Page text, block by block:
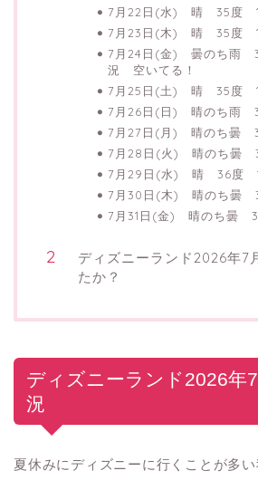
7月22日(水) 晴 35度
7月23日(木) 晴 35度
7月24日(金) 曇のち雨
況 空いてる！
7月25日(土) 晴 35度
7月26日(日) 晴のち雨
7月27日(月) 晴のち曇
7月28日(火) 晴のち曇
7月29日(水) 晴 36度
7月30日(木) 晴のち曇
7月31日(金) 晴のち曇
ディズニーランド2026年7
たか？
ディズニーランド2026年
況
夏休みにディズニーに行くことが多い